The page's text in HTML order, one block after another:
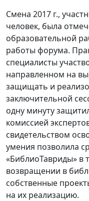
Смена 2017 г.,
человек, была
образовательной
работы форума.
специалисты
направленном на
защищать и
заключительной
одну минуту
комиссией
свидетельством
умения позволила
«БиблиоТавриды» в
возвращении в
собственные
на их реализацию.